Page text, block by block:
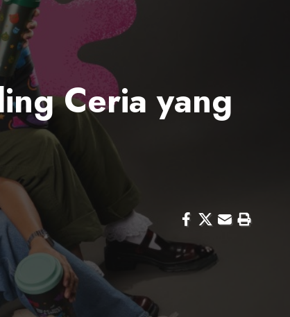
Ceria yang